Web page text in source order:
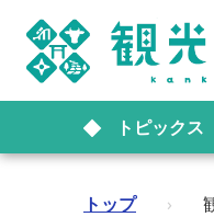
トピックス
トップ ›